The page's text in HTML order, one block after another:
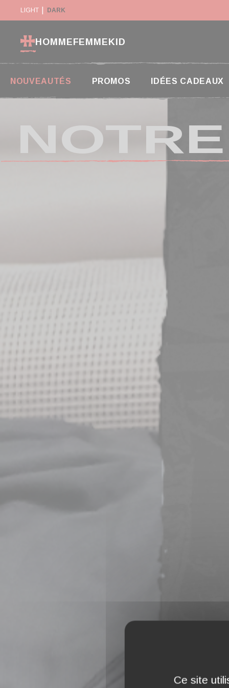
LIGHT DARK
GRATUITE DÈS 130€*
HOMMEFEMMEKID
NOUVEAUTÉS PROMOS IDÉES CADEAUX
Ce site